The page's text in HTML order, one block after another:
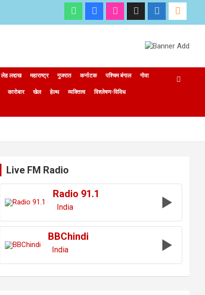
लेह लद्दाख महाराष्ट्र गुजरात कर्नाटक पश्चिम बंगाल गोवा
कारोबार खेल हेल्थ व्यक्तित्व विश्लेषण-विविध
Live FM Radio
Radio 91.1
India
BBChindi
India